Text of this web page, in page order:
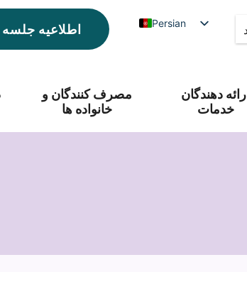
اطلاعیه Persian
مصرف کنندگان و
خانواده ها
ارائه دهندگان
خدمات